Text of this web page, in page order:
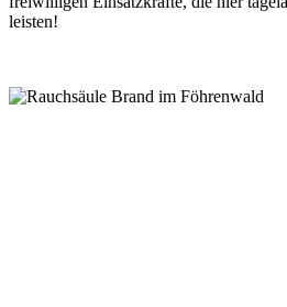
leisten!